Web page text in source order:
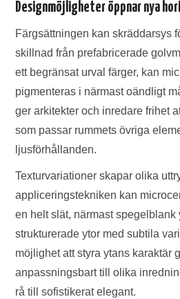
Designmöjligheter öppnar nya
Färgsättningen kan skräddarsys
skillnad från prefabricerade
ett begränsat urval färger, kan
pigmenteras i närmast oändligt
ger arkitekter och inredare frihet
som passar rummets övriga
ljusförhållanden.
Texturvariationer skapar olika
appliceringstekniken kan
en helt slät, närmast spegelblank
strukturerade ytor med subtila
möjlighet att styra ytans karaktär
anpassningsbart till olika
rå till sofistikerat elegant.